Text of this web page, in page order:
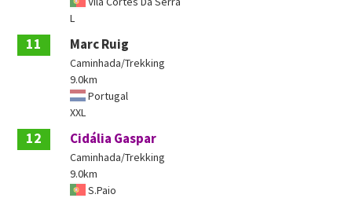
L
11 Marc Ruig
Caminhada/Trekking
9.0km
Portugal
XXL
12 Cidália Gaspar
Caminhada/Trekking
9.0km
S.Paio